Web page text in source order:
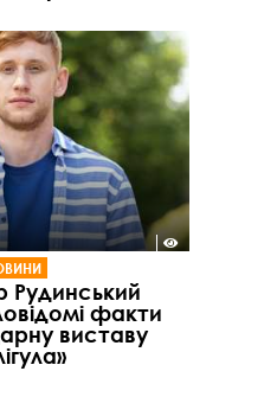
Рудинський
факти
виставу